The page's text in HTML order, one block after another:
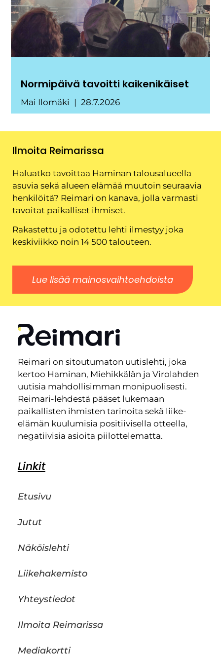
Normipäivä tavoitti kaikenikäiset
Mai Ilomäki 28.7.2026
Ilmoita Reimarissa
Haluatko tavoittaa Haminan talousalueella
asuvia sekä alueen elämää muutoin seuraavia
henkilöitä? Reimari on kanava, jolla varmasti
tavoitat paikalliset ihmiset.
Rakastettu ja odotettu lehti ilmestyy joka
keskiviikko noin 14 500 talouteen.
Lue lisää mainosvaihtoehdoista
Reimari on sitoutumaton uutislehti, joka
kertoo Haminan, Miehikkälän ja Virolahden
uutisia mahdollisimman monipuolisesti.
Reimari-lehdestä pääset lukemaan
paikallisten ihmisten tarinoita sekä liike-
elämän kuulumisia positiivisella otteella,
negatiivisia asioita piilottelematta.
Linkit
Etusivu
Jutut
Näköislehti
Liikehakemisto
Yhteystiedot
Ilmoita Reimarissa
Mediakortti